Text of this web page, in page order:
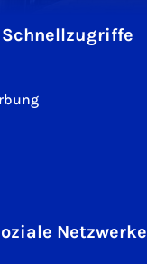
Schnellzugriffe
Netzwerke